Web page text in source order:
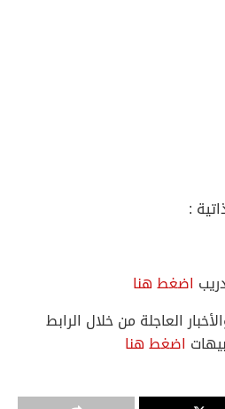
:
اضغط هنا
العاجلة من خلال الرابط
اضغط هنا